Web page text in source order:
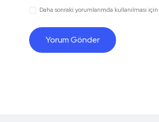
Daha sonraki yorumlarımda kullanılması